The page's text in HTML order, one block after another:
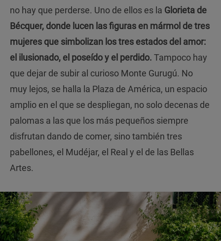
no hay que perderse. Uno de ellos es la Glorieta de
Bécquer, donde lucen las figuras en mármol de tres
mujeres que simbolizan los tres estados del amor:
el ilusionado, el poseído y el perdido. Tampoco hay
que dejar de subir al curioso Monte Gurugú. No
muy lejos, se halla la Plaza de América, un espacio
amplio en el que se despliegan, no solo decenas de
palomas a las que los más pequeños siempre
disfrutan dando de comer, sino también tres
pabellones, el Mudéjar, el Real y el de las Bellas
Artes.